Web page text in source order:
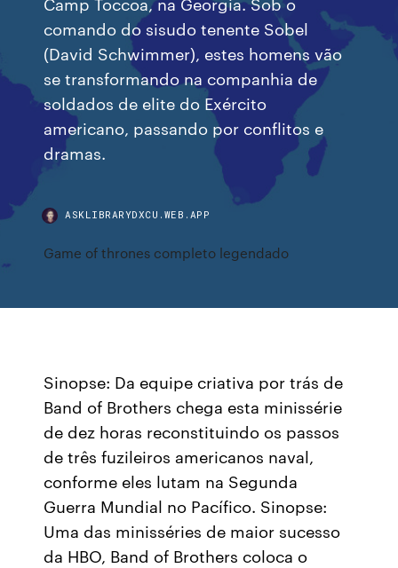
comando do sisudo tenente Sobel
(David Schwimmer), estes homens vão
se transformando na companhia de
soldados de elite do Exército
americano, passando por conflitos e
dramas.
ASKLIBRARYDXCU.WEB.APP
Game of thrones completo legendado
Sinopse: Da equipe criativa por trás de
Band of Brothers chega esta minissérie
de dez horas reconstituindo os passos
de três fuzileiros americanos naval,
conforme eles lutam na Segunda
Guerra Mundial no Pacífico. Sinopse:
Uma das minisséries de maior sucesso
da HBO, Band of Brothers coloca o